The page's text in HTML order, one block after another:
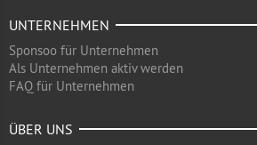
UNTERNEHMEN
Sponsoo für Unternehmen
Als Unternehmen aktiv werden
FAQ für Unternehmen
ÜBER UNS